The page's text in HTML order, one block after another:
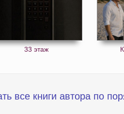
33 этаж
все книги автора по